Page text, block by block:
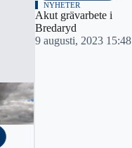
NYHETER
Akut grävarbete i
Bredaryd
9 augusti, 2023 15:48